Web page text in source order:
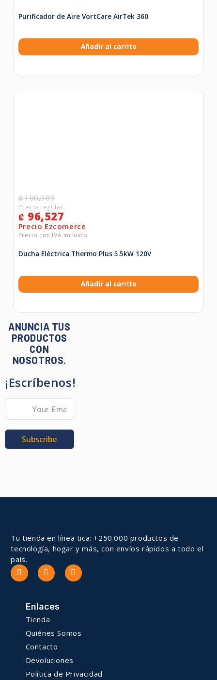
Purificador de Aire VortCare AirTek 360
Añadir al carrito
₡100,389
₡ 96,527
Ducha Eléctrica Thermo Plus 5.5kW 120V
Añadir al carrito
ANUNCIA TUS
PRODUCTOS
CON
NOSOTROS.
¡Escríbenos!
Subscribe
Tu tienda en línea tica: +250.000 productos de
tecnología, hogar y más, con envíos rápidos a todo el
país.
Enlaces
Tienda
Quiénes Somos
Contacto
Devoluciones
Política de Privacidad